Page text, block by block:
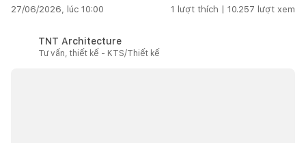
27/06/2026, lúc 10:00 1 lượt thích | 10.257 lượt xem
TNT Architecture
Tư vấn, thiết kế - KTS/Thiết kế